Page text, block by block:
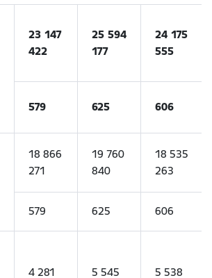
23 147
422
25 594
177
24 175
555
579 625 606
18 866
271
19 760
840
18 535
263
579 625 606
4 281
5 545
5 538